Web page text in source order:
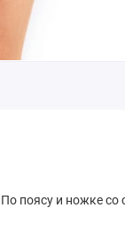
поясу и ножке со